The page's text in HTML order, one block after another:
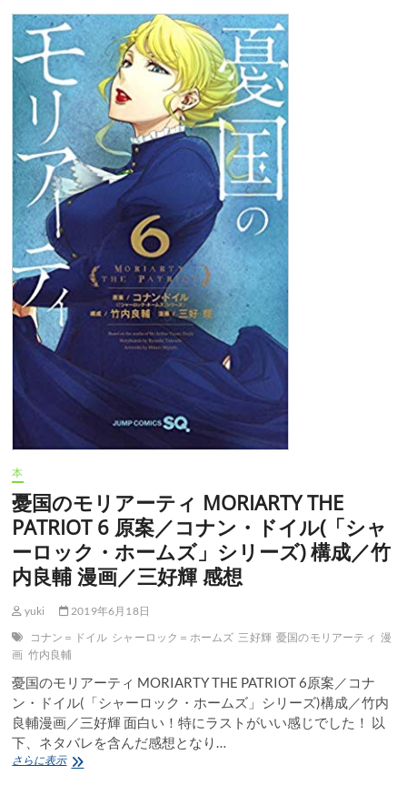
良
輔
漫
画
／
三
好
輝
感
想
モ
リ
ア
テ
MORIARTY
THE
PATRIOT
7
原
案
コ
ナ
ン・
イ
ル
(「シ
ャ
ー
ロ
ッ
ク・
ホ
ー
シ
リ
ー
構
成
竹
良
輔
画
／
三
好
輝
感
本
憂国のモリアーティ MORIARTY THE
PATRIOT 6 原案／コナン・ドイル(「シャ
ーロック・ホームズ」シリーズ) 構成／竹
内良輔 漫画／三好輝 感想
yuki
2019年6月18日
コナン＝ドイル シャーロック＝ホームズ 三好輝 憂国のモリアーティ 漫
画 竹内良輔
憂国のモリアーティ MORIARTY THE PATRIOT 6原案／コナ
ン・ドイル(「シャーロック・ホームズ」シリーズ)構成／竹内
良輔漫画／三好輝 面白い！特にラストがいい感じでした！ 以
下、ネタバレを含んだ感想となり…
さらに表示憂